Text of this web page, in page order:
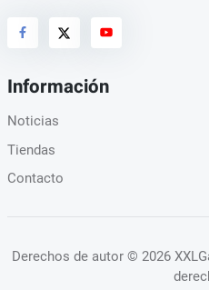
Información
Noticias
Tiendas
Contacto
Derechos de autor © 2026